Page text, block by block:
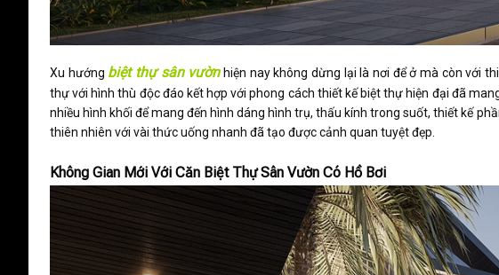
Xu hướng biệt thự sân vườnhiện nay không dừng lại là nơi để ở mà còn với
thự với hình thù độc đáo kết hợp với phong cách thiết kế biệt thự hiện đại đã
nhiều hình khối để mang đến hình dáng hình trụ, thấu kính trong suốt, thiết kế
thiên nhiên với vài thức uống nhanh đã tạo được cảnh quan tuyệt đẹp.
Không Gian Mới Với Căn Biệt Thự Sân Vườn Có Hồ Bơi